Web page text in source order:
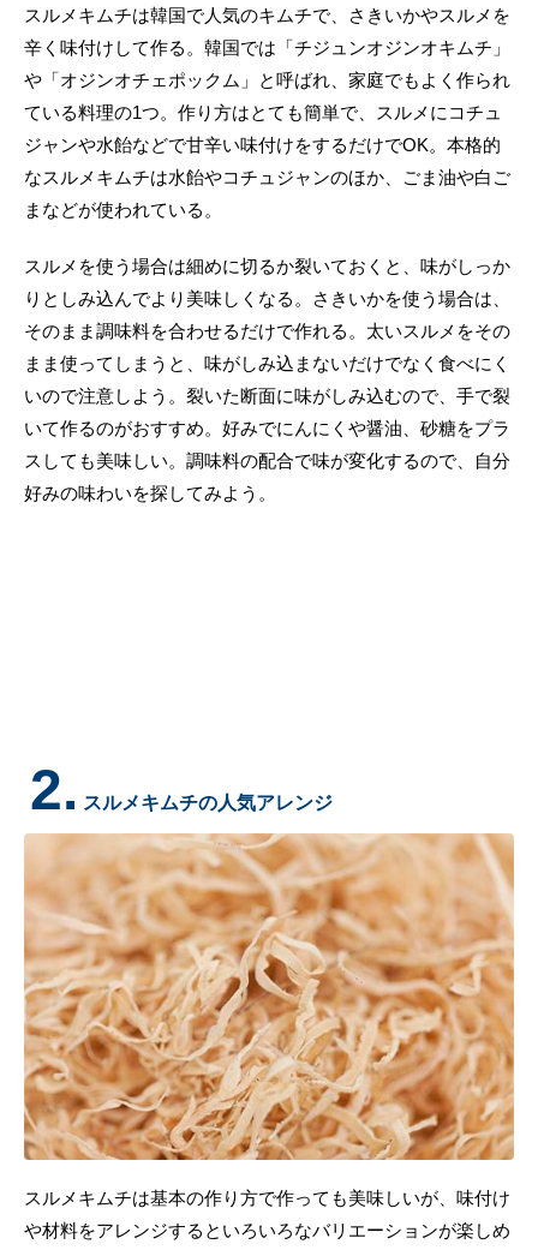
スルメキムチは韓国で人気のキムチで、さきいかやスルメを
辛く味付けして作る。韓国では「チジュンオジンオキムチ」
や「オジンオチェポックム」と呼ばれ、家庭でもよく作られ
ている料理の1つ。作り方はとても簡単で、スルメにコチュ
ジャンや水飴などで甘辛い味付けをするだけでOK。本格的
なスルメキムチは水飴やコチュジャンのほか、ごま油や白ご
まなどが使われている。
スルメを使う場合は細めに切るか裂いておくと、味がしっか
りとしみ込んでより美味しくなる。さきいかを使う場合は、
そのまま調味料を合わせるだけで作れる。太いスルメをその
まま使ってしまうと、味がしみ込まないだけでなく食べにく
いので注意しよう。裂いた断面に味がしみ込むので、手で裂
いて作るのがおすすめ。好みでにんにくや醤油、砂糖をプラ
スしても美味しい。調味料の配合で味が変化するので、自分
好みの味わいを探してみよう。
2. スルメキムチの人気アレンジ
スルメキムチは基本の作り方で作っても美味しいが、味付け
や材料をアレンジするといろいろなバリエーションが楽しめ